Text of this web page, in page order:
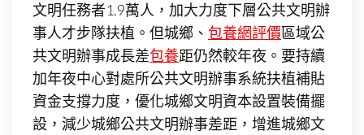
文明任務者1.9萬人，加大力度下層公共文明辦
事人才步隊扶植。但城鄉、 包養網評價區域公
共文明辦事成長差包養距仍然較年夜。要持續
加年夜中心對處所公共文明辦事系統扶植補貼
資金支撐力度，優化城鄉文明資本設置裝備擺
設，減少城鄉公共文明辦事差距，增進城鄉文